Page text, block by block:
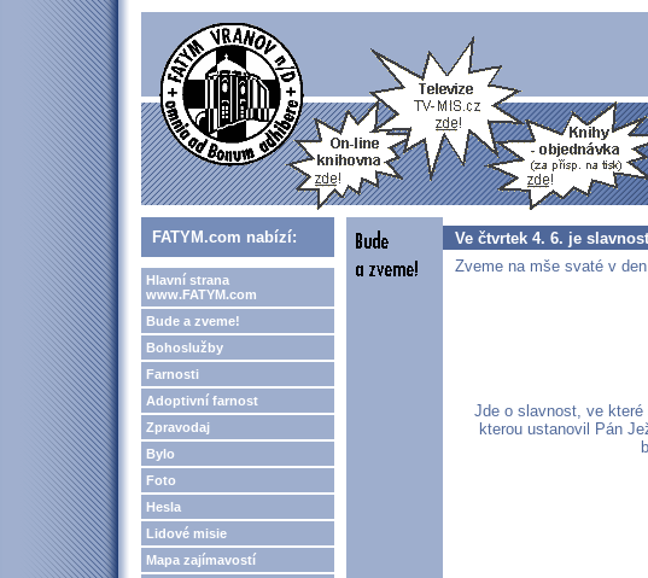
FATYM.com nabízí:
Hlavní strana
www.FATYM.com
Bude a zveme!
Bohoslužby
Farnosti
Adoptivní farnost
Zpravodaj
Bylo
Foto
Hesla
Lidové misie
Mapa zajímavostí
Ve čtvrtek 4. 6. je
Zveme na mše svaté v
Jde o slavnost, ve
kterou ustanovil Pán